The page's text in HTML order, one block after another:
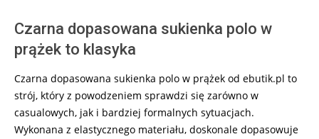
Czarna dopasowana sukienka polo w
prążek to klasyka
Czarna dopasowana sukienka polo w prążek od ebutik.pl to
strój, który z powodzeniem sprawdzi się zarówno w
casualowych, jak i bardziej formalnych sytuacjach.
Wykonana z elastycznego materiału, doskonale dopasowuje